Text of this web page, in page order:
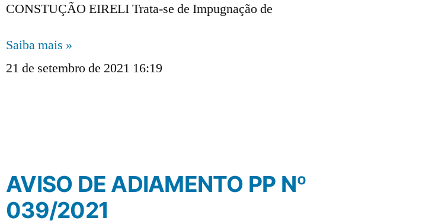
CONSTUÇÃO EIRELI Trata-se de Impugnação de
Saiba mais »
21 de setembro de 2021 16:19
AVISO DE ADIAMENTO PP Nº
039/2021